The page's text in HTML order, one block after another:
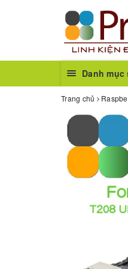
Danh mục
Trang chủ